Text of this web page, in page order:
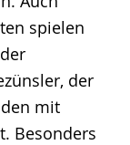
spielen
der
mit
Besonders